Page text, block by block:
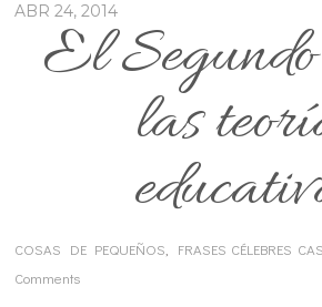
ABR 24, 2014
El
las
COSAS DE PEQUEÑOS FRASES CÉLEBRES
Comments